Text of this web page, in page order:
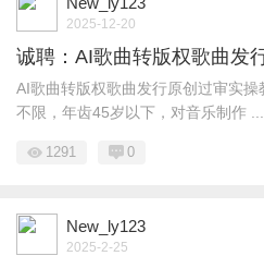
2025-12-20
诚聘：AI歌曲转版权歌曲发
AI歌曲转版权歌曲发行原创过审实
不限，年齿45岁以下，对音乐制作 ...
1291 0
New_ly123
2025-2-25